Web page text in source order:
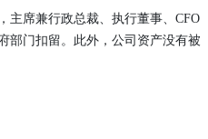
主席兼行政总裁、执行董事、CFO
部门扣留。此外，公司资产没有被